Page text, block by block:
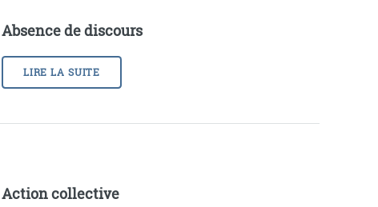
Absence de discours
LIRE LA SUITE
Action collective